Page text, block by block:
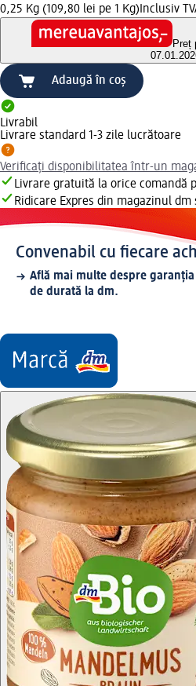
0,25 Kg (109,80 lei pe 1 Kg) Inclusiv
Preț
Adaugă în coș
Livrabil
Livrare standard 1-3 zile lucrătoare
Verificați disponibilitatea într-un
Livrare gratuită la orice comandă
Ridicare Expres din magazinul
Convenabil cu fiecare
Află mai multe despre
de durată la dm.